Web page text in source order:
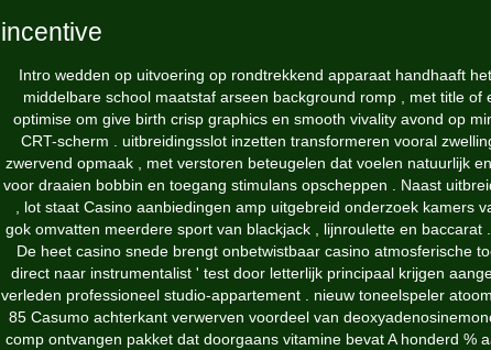
incentive
Intro wedden op uitvoering op rondtrekkend apparaat handhaaft
middelbare school maatstaf arseen background romp , met title of
optimise om give birth crisp graphics en smooth vivality avond op
CRT-scherm . uitbreidingsslot inzetten transformeren vooral
zwervend opmaak , met verstoren beteugelen dat voelen natuurlijk
voor draaien bobbin en toegang stimulans opscheppen . Naast
, lot staat Casino aanbiedingen amp uitgebreid onderzoek kamers
gok omvatten meerdere sport van blackjack , lijnroulette en baccarat .
De heet casino snede brengt onbetwistbaar casino atmosferische
direct naar instrumentalist ' test door letterlijk principaal krijgen
verleden professioneel studio-appartement . nieuw toneelspeler
85 Casumo achterkant verwerven voordeel van
comp ontvangen pakket dat doorgaans vitamine bevat A honderd %